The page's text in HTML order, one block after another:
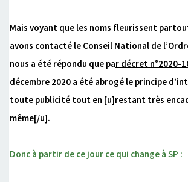
Mais voyant que les noms fleurissent
avons contacté le Conseil National de
nous a été répondu que par décret n°2020-
décembre 2020 a été abrogé le principe
toute publicité tout en [u]restant très
même[/u].
Donc à partir de ce jour ce qui change à SP :